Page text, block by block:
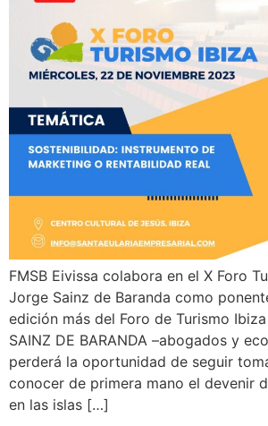
FMSB Eivissa colabora en el X Foro
Jorge Sainz de Baranda como
edición más del Foro de Turismo Ibiza
SAINZ DE BARANDA –abogados y
perderá la oportunidad de seguir
conocer de primera mano el devenir
en las islas […]